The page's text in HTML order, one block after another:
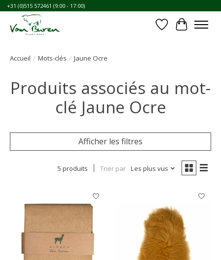
+31 (0)515 572461 (9:00 - 17:00)
Liste dePanier
Accueil / Mots-clés / Jaune Ocre
Produits associés au mot-
clé Jaune Ocre
Afficher les filtres
5 produits Trier par Les plus vus